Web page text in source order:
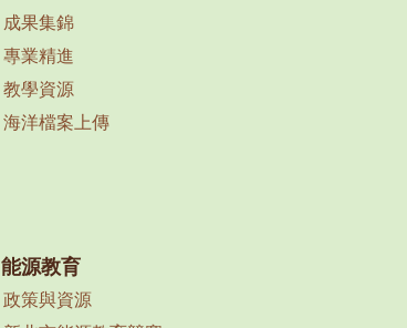
成果集錦
專業精進
教學資源
海洋檔案上傳
能源教育
政策與資源